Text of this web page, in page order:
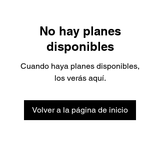
No hay planes
disponibles
Cuando haya planes disponibles,
los verás aquí.
Volver a la página de inicio